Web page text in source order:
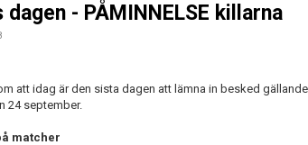
- PÅMINNELSE killarna
att idag är den sista dagen att lämna in besked
24 september.
matcher